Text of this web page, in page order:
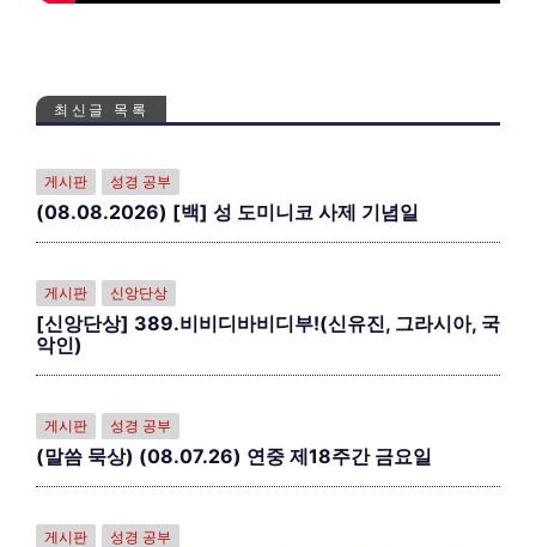
최신글 목록
게시판 성경 공부
(08.08.2026) [백] 성 도미니코 사제 기념일
게시판 신앙단상
[신앙단상] 389.비비디바비디부!(신유진, 그라시아, 국
악인)
게시판 성경 공부
(말씀 묵상) (08.07.26) 연중 제18주간 금요일
게시판 성경 공부